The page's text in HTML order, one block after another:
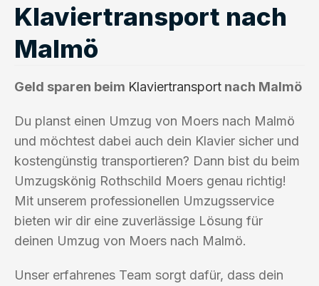
Klaviertransport nach
Malmö
Geld sparen beim Klaviertransport nach Malmö
Du planst einen Umzug von Moers nach Malmö
und möchtest dabei auch dein Klavier sicher und
kostengünstig transportieren? Dann bist du beim
Umzugskönig Rothschild Moers genau richtig!
Mit unserem professionellen Umzugsservice
bieten wir dir eine zuverlässige Lösung für
deinen Umzug von Moers nach Malmö.
Unser erfahrenes Team sorgt dafür, dass dein